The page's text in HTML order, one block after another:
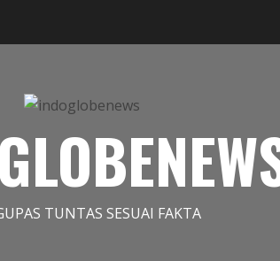
TUNTAS SESUAI FAKTA